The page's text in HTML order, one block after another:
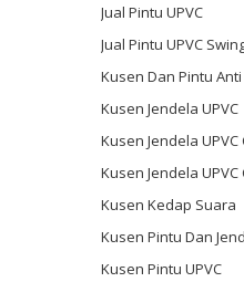
Jual Pintu UPVC
Jual Pintu UPVC
Kusen Dan Pintu
Kusen Jendela UPVC
Kusen Jendela UPVC
Kusen Jendela
Kusen Kedap Suara
Kusen Pintu Dan
Kusen Pintu UPVC